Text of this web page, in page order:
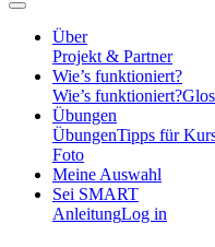
Über
Projekt & Partner
Wie’s funktioniert?
Wie’s funktioniert?
Übungen
ÜbungenTipps für
Foto
Meine Auswahl
Sei SMART
AnleitungLog in